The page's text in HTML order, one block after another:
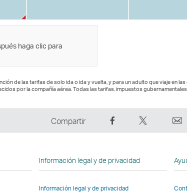
haga clic para
de las tarifas de solo ida o ida y vuelta, y para un adulto que viaje en
por la compañía aérea. Todas las tarifas, impuestos
Compartir
Compartir
en
enlace
Tuitear:
El
abre
Información legal y de privacidad
Información legal y de privacidad